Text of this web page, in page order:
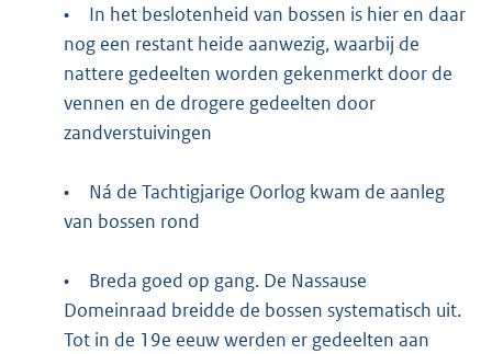
•
In het beslotenheid van bossen is hier en daar
nog een restant heide aanwezig, waarbij de
nattere gedeelten worden gekenmerkt door de
vennen en de drogere gedeelten door
zandverstuivingen
•
Ná de Tachtigjarige Oorlog kwam de aanleg
van bossen rond
•
Breda goed op gang. De Nassause
Domeinraad breidde de bossen systematisch uit.
Tot in de 19e eeuw werden er gedeelten aan